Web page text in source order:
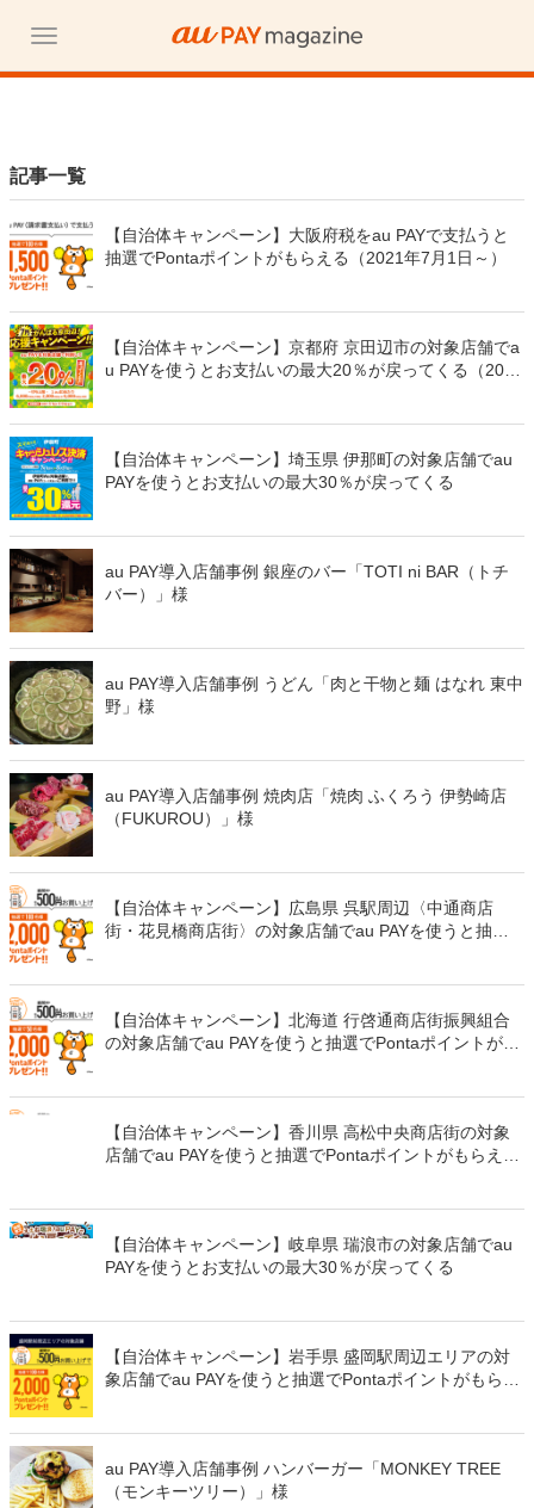
記事一覧
【自治体キャンペーン】大阪府税をau PAYで支払うと
抽選でPontaポイントがもらえる（2021年7月1日～）
【自治体キャンペーン】京都府 京田辺市の対象店舗でa
u PAYを使うとお支払いの最大20％が戻ってくる（2021
【自治体キャンペーン】埼玉県 伊那町の対象店舗でau
PAYを使うとお支払いの最大30％が戻ってくる
au PAY導入店舗事例 銀座のバー「TOTI ni BAR（トチ
バー）」様
au PAY導入店舗事例 うどん「肉と干物と麺 はなれ 東中
野」様
au PAY導入店舗事例 焼肉店「焼肉 ふくろう 伊勢崎店
（FUKUROU）」様
【自治体キャンペーン】広島県 呉駅周辺〈中通商店
街・花見橋商店街〉の対象店舗でau PAYを使うと抽選
【自治体キャンペーン】北海道 行啓通商店街振興組合
の対象店舗でau PAYを使うと抽選でPontaポイントがも
【自治体キャンペーン】香川県 高松中央商店街の対象
店舗でau PAYを使うと抽選でPontaポイントがもらえる
【自治体キャンペーン】岐阜県 瑞浪市の対象店舗でau
PAYを使うとお支払いの最大30％が戻ってくる
【自治体キャンペーン】岩手県 盛岡駅周辺エリアの対
象店舗でau PAYを使うと抽選でPontaポイントがもらえ
au PAY導入店舗事例 ハンバーガー「MONKEY TREE
（モンキーツリー）」様